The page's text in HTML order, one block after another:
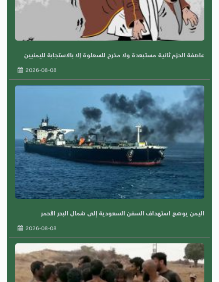
عاصفة الحزم ثانية مستبعَدة ولا مخرجَ للسعلوة إلا بالاستجابة لليمنيين
2026-08-08
اليمن يوسّع استهداف السفن السعودية إلى شمال البحر الأحمر
2026-08-08